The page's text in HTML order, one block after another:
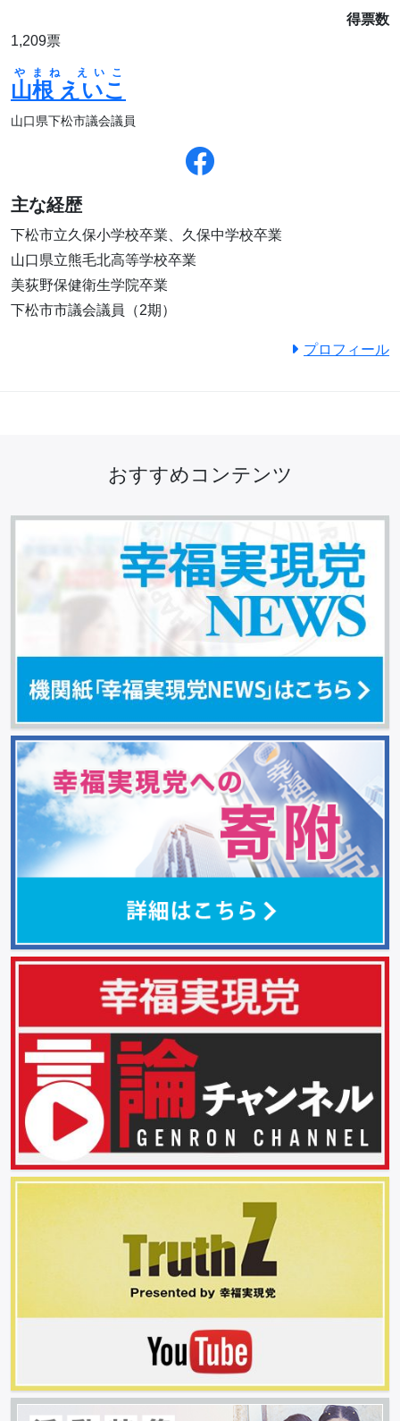
得票数
1,209票
山根 えいこ
やまね えいこ
山口県下松市議会議員
主な経歴
下松市立久保小学校卒業、久保中学校卒業
山口県立熊毛北高等学校卒業
美荻野保健衛生学院卒業
下松市市議会議員（2期）
プロフィール
おすすめコンテンツ